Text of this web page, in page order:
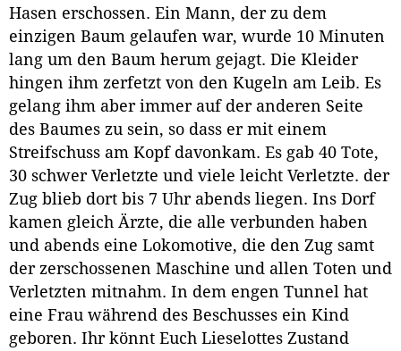
Hasen erschossen. Ein Mann, der zu dem
einzigen Baum gelaufen war, wurde 10 Minuten
lang um den Baum herum gejagt. Die Kleider
hingen ihm zerfetzt von den Kugeln am Leib. Es
gelang ihm aber immer auf der anderen Seite
des Baumes zu sein, so dass er mit einem
Streifschuss am Kopf davonkam. Es gab 40 Tote,
30 schwer Verletzte und viele leicht Verletzte. der
Zug blieb dort bis 7 Uhr abends liegen. Ins Dorf
kamen gleich Ärzte, die alle verbunden haben
und abends eine Lokomotive, die den Zug samt
der zerschossenen Maschine und allen Toten und
Verletzten mitnahm. In dem engen Tunnel hat
eine Frau während des Beschusses ein Kind
geboren. Ihr könnt Euch Lieselottes Zustand